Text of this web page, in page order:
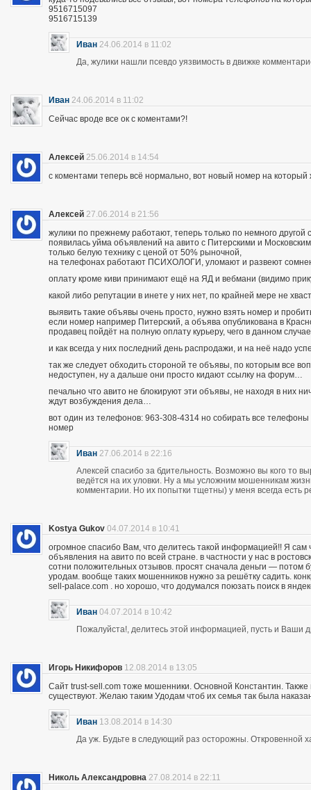
9516715097
9516715139
Иван 24.06.2014 в 11:02
Да, жулики нашли псевдо уязвимость в движке
Иван 24.06.2014 в 11:02
Сейчас вроде все ок с коментами?!
Алексей 25.06.2014 в 14:54
с коментами теперь всё нормально, вот новый номер на
Алексей 27.06.2014 в 21:56
жулики по прежнему работают, теперь только по немного другой
появилась уйма объявлений на авито с Питерскими и
только белую технику с ценой от 50% рыночной,
на телефонах работают ПСИХОЛОГИ, уломают и развеют
оплату кроме киви принимают ещё на ЯД и вебмани (видимо
какой либо репутации в инете у них нет, по крайней мере не
выявить такие объявы очень просто, нужно взять номер и
если номер например Питерский, а объява опубликована в
продавец пойдёт на полную оплату курьеру, чего в данном
и как всегда у них последний день распродажи, и на неё надо
так же следует обходить стороной те объявы, по которым все
недоступен, ну а дальше они просто кидают ссылку на форум…
печально что авито не блокируют эти объявы, не находя в них
ждут возбуждения дела…
вот один из телефонов: 963-308-4314 но собирать все
номер
Иван 27.06.2014 в 22:16
Алексей спасибо за бдительность. Возможно вы кого то
ведётся на их уловки. Ну а мы усложним мошенникам
комментарии. Но их попытки тщетны) у меня всегда есть
Kostya Gukov 04.07.2014 в 10:41
огромное спасибо Вам, что делитесь такой информацией!! Я
объявления на авито по всей стране. в частности у нас в
сотни положительных отзывов. просят сначала деньги — потом
уродам. вообще таких мошенников нужно за решётку садить.
sell-palace.com . но хорошо, что додумался поюзать поиск в
Иван 04.07.2014 в 10:42
Пожалуйста!, делитесь этой информацией, пусть и Ваши
Игорь Никифоров 12.08.2014 в 13:05
Сайт trust-sell.com тоже мошенники. Основной Константин.
существуют. Желаю таким Удодам чтоб их семья так была
Иван 13.08.2014 в 14:30
Да уж. Будьте в следующий раз осторожны. Откровенной
Николь Александровна 27.08.2014 в 22:11